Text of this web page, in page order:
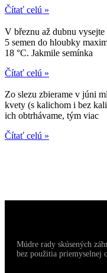
Čítať celú »
V březnu až dubnu
5 semen do hloubky
18 °C. Jakmile semínka
Čítať celú »
Zo slezu zbierame v júni
kvety (s kalichom i bez
ich obtrhávame, tým viac
Čítať celú »
Múdre rady skúsených
bez použitia priemyselnej